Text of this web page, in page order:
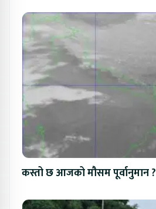
कस्तो छ आजको मौसम पूर्वानुमान ?